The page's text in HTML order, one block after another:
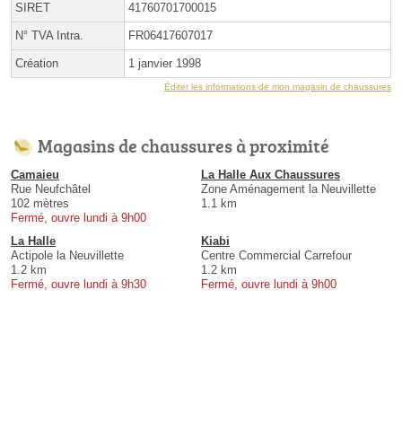
SIRET 41760701700015
N° TVA Intra. FR06417607017
Création 1 janvier 1998
Éditer les informations de mon magasin de chaussures
Magasins de chaussures à proximité
Camaieu
Rue Neufchâtel
102 mètres
Fermé, ouvre lundi à 9h00
La Halle Aux Chaussures
Zone Aménagement la Neuvillette
1.1 km
La Halle
Actipole la Neuvillette
1.2 km
Fermé, ouvre lundi à 9h30
Kiabi
Centre Commercial Carrefour
1.2 km
Fermé, ouvre lundi à 9h00